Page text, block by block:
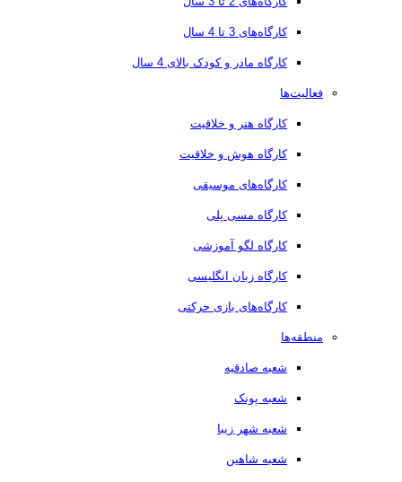
کارگاه‌های 3 تا 4 سال
کارگاه مادر و کودک بالای 4 سال
فعالیت‌ها
کارگاه هنر و خلاقیت
کارگاه هوش و خلاقیت
کارگاه‌های موسیقی
کارگاه مسی پلی
کارگاه لگو آموزشی
کارگاه زبان انگلیسی
کارگاه‌های بازی حرکتی
منطقه‌ها
شعبه صادقیه
شعبه پونک
شعبه شهر زیبا
شعبه شاهین